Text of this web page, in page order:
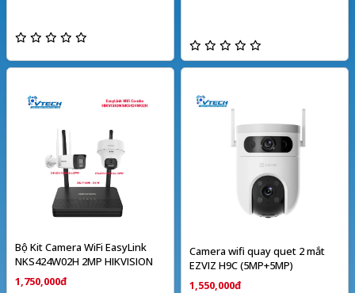
Bộ Kit Camera WiFi EasyLink
NKS424W02H 2MP HIKVISION
1,750,000đ
Camera wifi quay quet 2 mắt
EZVIZ H9C (5MP+5MP)
1,550,000đ